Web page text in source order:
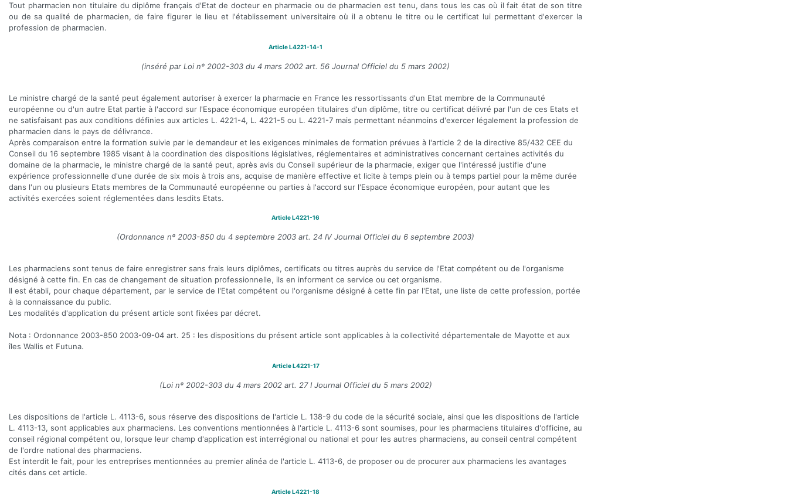
Tout pharmacien non titulaire du diplôme français d'Etat de docteur en pharmacie ou de pharmacien est tenu, dans tous les cas où il fait état de son titre
ou de sa qualité de pharmacien, de faire figurer le lieu et l'établissement universitaire où il a obtenu le titre ou le certificat lui permettant d'exercer la
profession de pharmacien.
Article L4221-14-1
(inséré par Loi nº 2002-303 du 4 mars 2002 art. 56 Journal Officiel du 5 mars 2002)
Le ministre chargé de la santé peut également autoriser à exercer la pharmacie en France les ressortissants d'un Etat membre de la Communauté
européenne ou d'un autre Etat partie à l'accord sur l'Espace économique européen titulaires d'un diplôme, titre ou certificat délivré par l'un de ces Etats et
ne satisfaisant pas aux conditions définies aux articles L. 4221-4, L. 4221-5 ou L. 4221-7 mais permettant néanmoins d'exercer légalement la profession de
pharmacien dans le pays de délivrance.
Après comparaison entre la formation suivie par le demandeur et les exigences minimales de formation prévues à l'article 2 de la directive 85/432 CEE du
Conseil du 16 septembre 1985 visant à la coordination des dispositions législatives, réglementaires et administratives concernant certaines activités du
domaine de la pharmacie, le ministre chargé de la santé peut, après avis du Conseil supérieur de la pharmacie, exiger que l'intéressé justifie d'une
expérience professionnelle d'une durée de six mois à trois ans, acquise de manière effective et licite à temps plein ou à temps partiel pour la même durée
dans l'un ou plusieurs Etats membres de la Communauté européenne ou parties à l'accord sur l'Espace économique européen, pour autant que les
activités exercées soient réglementées dans lesdits Etats.
Article L4221-16
(Ordonnance nº 2003-850 du 4 septembre 2003 art. 24 IV Journal Officiel du 6 septembre 2003)
Les pharmaciens sont tenus de faire enregistrer sans frais leurs diplômes, certificats ou titres auprès du service de l'Etat compétent ou de l'organisme
désigné à cette fin. En cas de changement de situation professionnelle, ils en informent ce service ou cet organisme.
Il est établi, pour chaque département, par le service de l'Etat compétent ou l'organisme désigné à cette fin par l'Etat, une liste de cette profession, portée
à la connaissance du public.
Les modalités d'application du présent article sont fixées par décret.
Nota : Ordonnance 2003-850 2003-09-04 art. 25 : les dispositions du présent article sont applicables à la collectivité départementale de Mayotte et aux
îles Wallis et Futuna.
Article L4221-17
(Loi nº 2002-303 du 4 mars 2002 art. 27 I Journal Officiel du 5 mars 2002)
Les dispositions de l'article L. 4113-6, sous réserve des dispositions de l'article L. 138-9 du code de la sécurité sociale, ainsi que les dispositions de l'article
L. 4113-13, sont applicables aux pharmaciens. Les conventions mentionnées à l'article L. 4113-6 sont soumises, pour les pharmaciens titulaires d'officine, au
conseil régional compétent ou, lorsque leur champ d'application est interrégional ou national et pour les autres pharmaciens, au conseil central compétent
de l'ordre national des pharmaciens.
Est interdit le fait, pour les entreprises mentionnées au premier alinéa de l'article L. 4113-6, de proposer ou de procurer aux pharmaciens les avantages
cités dans cet article.
Article L4221-18